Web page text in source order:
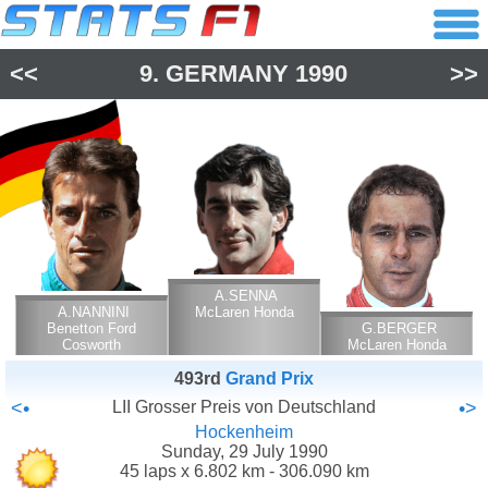
<< 9. GERMANY 1990 >>
A.NANNINI
Benetton Ford
Cosworth
A.SENNA
McLaren Honda
G.BERGER
McLaren Honda
493rd Grand Prix
<• LII Grosser Preis von Deutschland •>
Hockenheim
Sunday, 29 July 1990
45 laps x 6.802 km - 306.090 km